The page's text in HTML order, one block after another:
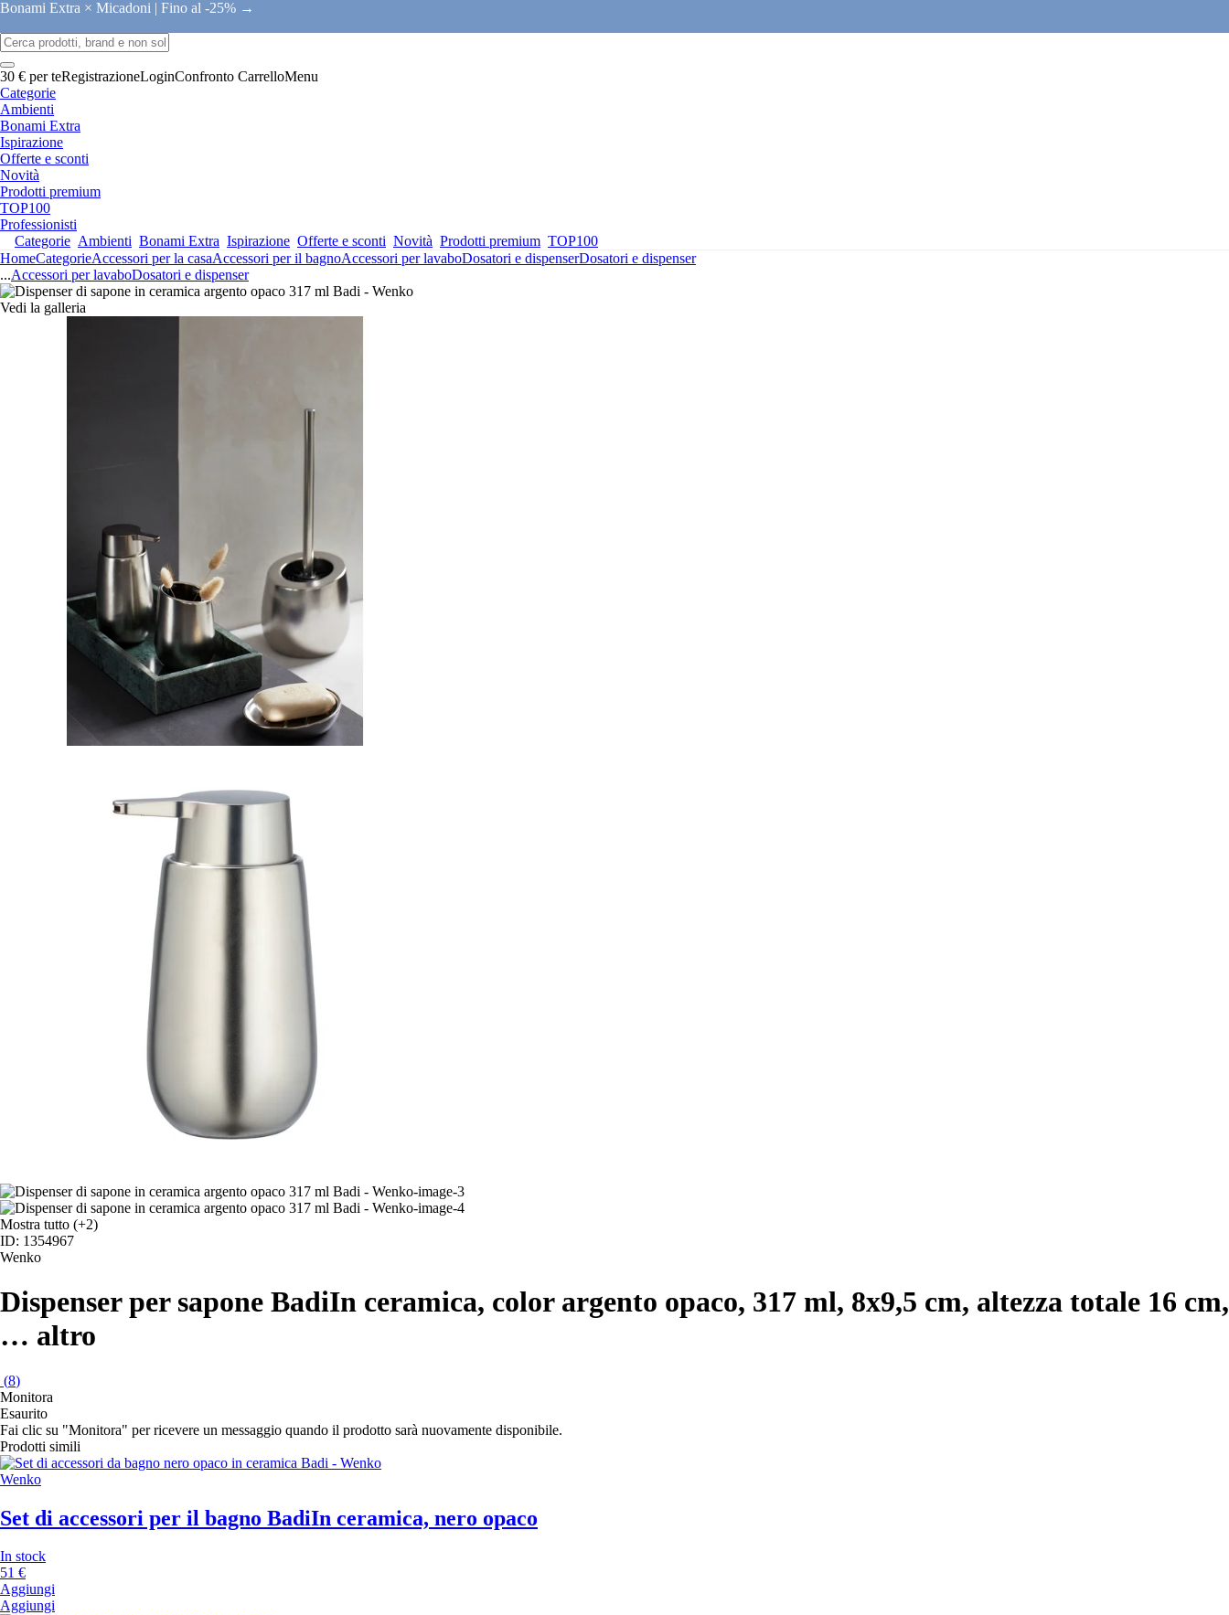
Bonami Extra × Micadoni | Fino al -25% →
30 € per teRegistrazioneLoginConfronto CarrelloMenu
Categorie
Ambienti
Bonami Extra
Ispirazione
Offerte e sconti
Novità
Prodotti premium
TOP100
Professionisti
Categorie Ambienti Bonami Extra Ispirazione Offerte e sconti Novità Prodotti premium TOP100
HomeCategorieAccessori per la casaAccessori per il bagnoAccessori per lavaboDosatori e dispenserDosatori e dispenser
...Accessori per lavaboDosatori e dispenser
Vedi la galleria
Mostra tutto (+2)
ID: 1354967
Wenko
Dispenser per sapone BadiIn ceramica, color argento opaco, 317 ml, 8x9,5 cm, altezza totale 16 cm,
… altro
(8)
Monitora
Esaurito
Fai clic su "Monitora" per ricevere un messaggio quando il prodotto sarà nuovamente disponibile.
Prodotti simili
Wenko
Set di accessori per il bagno BadiIn ceramica, nero opaco
In stock
51 €
Aggiungi
Aggiungi